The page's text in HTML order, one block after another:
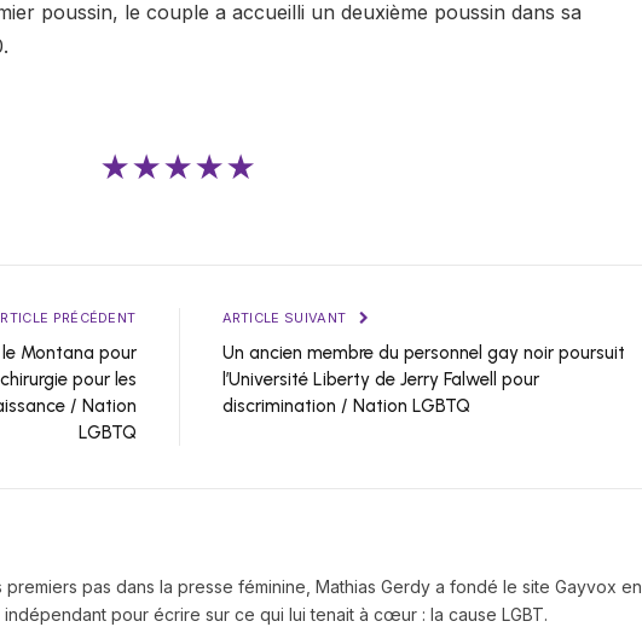
poussin, le couple a accueilli un deuxième poussin dans sa
★★★★★
PRÉCÉDENT
Montana pour
pour les
/ Nation
LGBTQ
ARTICLE SUIVANT
Un ancien membre du personnel gay noir poursuit
l’Université Liberty de Jerry Falwell pour
discrimination / Nation LGBTQ
pas dans la presse féminine, Mathias Gerdy a fondé le site Gayvox en
pour écrire sur ce qui lui tenait à cœur : la cause LGBT.